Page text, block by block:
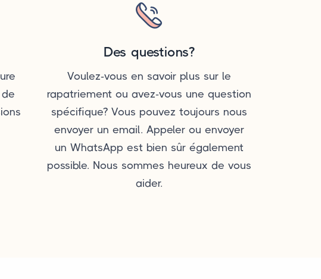
Des questions?
Voulez-vous en savoir plus sur le
rapatriement ou avez-vous une question
spécifique? Vous pouvez toujours nous
envoyer un email. Appeler ou envoyer
un WhatsApp est bien sûr également
possible. Nous sommes heureux de vous
aider.